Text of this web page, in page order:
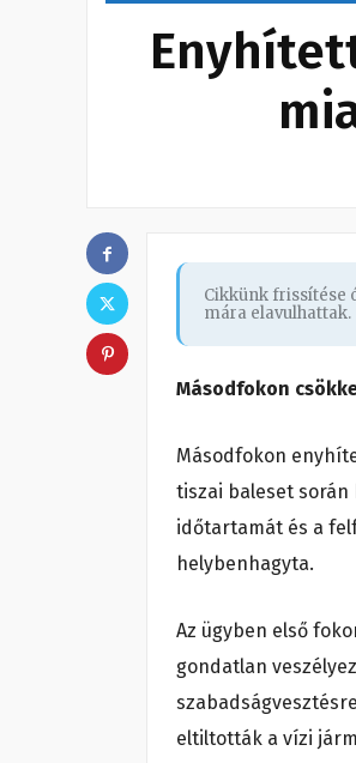
Cikkünk frissítése
mára elavulhattak.
Másodfokon
Másodfokon
tiszai baleset során
időtartamát és a
helybenhagyta.
Az ügyben első
gondatlan
eltiltották a vízi